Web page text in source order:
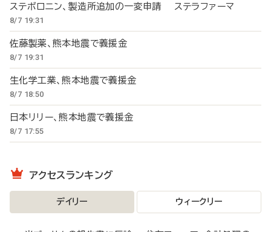
ステボロニン、製造所追加の一変申請 ステラファーマ
8/7 19:31
佐藤製薬、熊本地震で義援金
8/7 19:31
生化学工業、熊本地震で義援金
8/7 18:50
日本リリー、熊本地震で義援金
8/7 17:55
アクセスランキング
デイリー ウィークリー